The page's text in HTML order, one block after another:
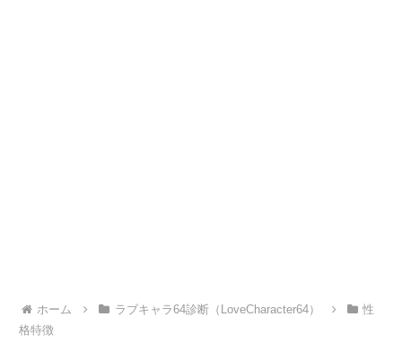
ホーム ラブキャラ64診断（LoveCharacter64）
性
格特徴